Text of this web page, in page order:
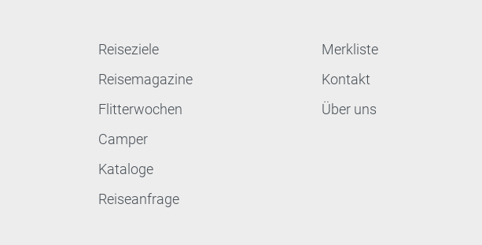
Reiseziele
Reisemagazine
Flitterwochen
Camper
Kataloge
Reiseanfrage
Merkliste
Kontakt
Über uns